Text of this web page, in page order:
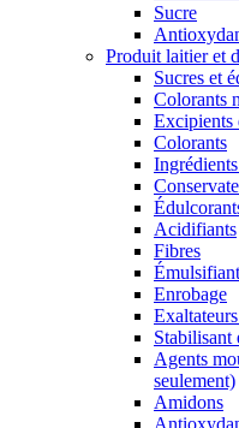
Sucre
Produit laitier et
Sucres et
Colorants
Excipients
Colorants
Acidifiants
Fibres
Enrobage
Stabilisant
Agents
seulement)
Amidons